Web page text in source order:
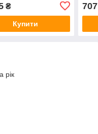
₴
Купити
707
рік